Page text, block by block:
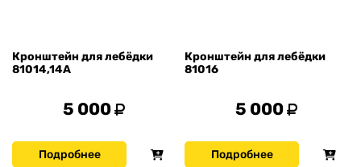
Кронштейн для лебёдки
81014,14А
5 000
Подробнее
Кронштейн для лебёдки
81016
5 000
Подробнее